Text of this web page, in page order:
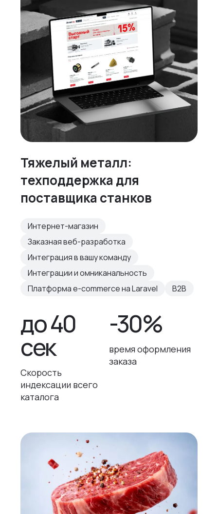
Тяжелый металл:
техподдержка для
поставщика станков
Интернет-магазин
Заказная веб-разработка
Интеграция в вашу команду
Интеграции и омниканальность
Платформа e-commerce на Laravel
B2B
до 40
сек
Скорость
индексации всего
каталога
-30%
время оформления
заказа